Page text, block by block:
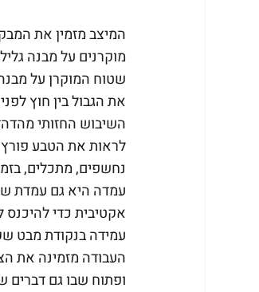
המיצב מזמין את
מוקרנים על מבנה
שטוח המוקרן על
את הגבול בין חוץ
השיבוש החזותי
לראות את הטבע
נחשפים, מתכלים,
עמדה היא גם עמדת
אקטיבית כדי
עמידה בנקודת מבט
העבודה מזמינה את
ופתוח שבו גם דברים